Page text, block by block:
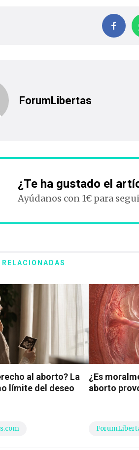
ForumLibertas
¿Te ha gustado el
Ayúdanos con 1€ para
al aborto? La
límite del deseo
¿Es
aborto